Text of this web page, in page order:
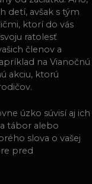
detí, avšak s tým
ktorí do vás
ratolesť
členov a
na Vianočnú
akciu, ktorú
úzko súvisí aj ich
tábor alebo
slova o vašej
pred